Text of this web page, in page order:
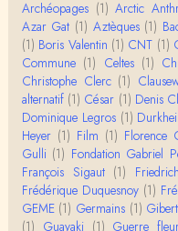
Claude Julien
« Nous
re
oi…
Christophe
Encore une
emble pas être
Christophe
Évidemment,
aute. ;-)
Archéopages (1) Arctic
Azar Gat (1) Aztèques (1)
(1) Boris Valentin (1) CNT (1)
Commune (1) Celtes (1)
Christophe Clerc (1)
alternatif (1) César (1) Denis
Dominique Legros (1)
Heyer (1) Film (1) Florence
Gulli (1) Fondation Gabriel
François Sigaut (1)
Frédérique Duquesnoy (1)
GEME (1) Germains (1) Gibert
(1) Guayaki (1) Guerre